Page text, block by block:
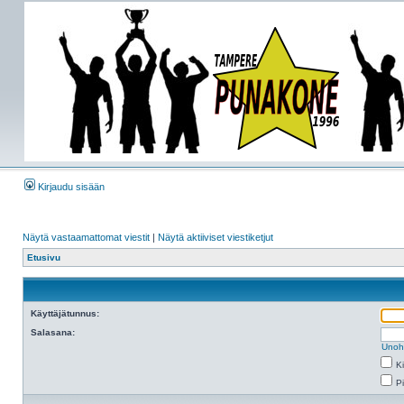
Kirjaudu sisään
Näytä vastaamattomat viestit | Näytä aktiiviset viestiketjut
Etusivu
Käyttäjätunnus:
Salasana: